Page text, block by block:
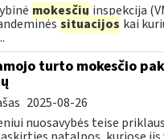
mokesčių inspekcija
situacijos kai
turto mokesčio
2025-08-26
nuosavybės teise